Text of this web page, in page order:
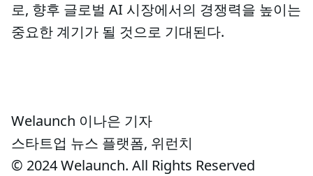
로, 향후 글로벌 AI 시장에서의 경쟁력을 높이는
중요한 계기가 될 것으로 기대된다.
Welaunch 이나은 기자
스타트업 뉴스 플랫폼, 위런치
© 2024 Welaunch. All Rights Reserved